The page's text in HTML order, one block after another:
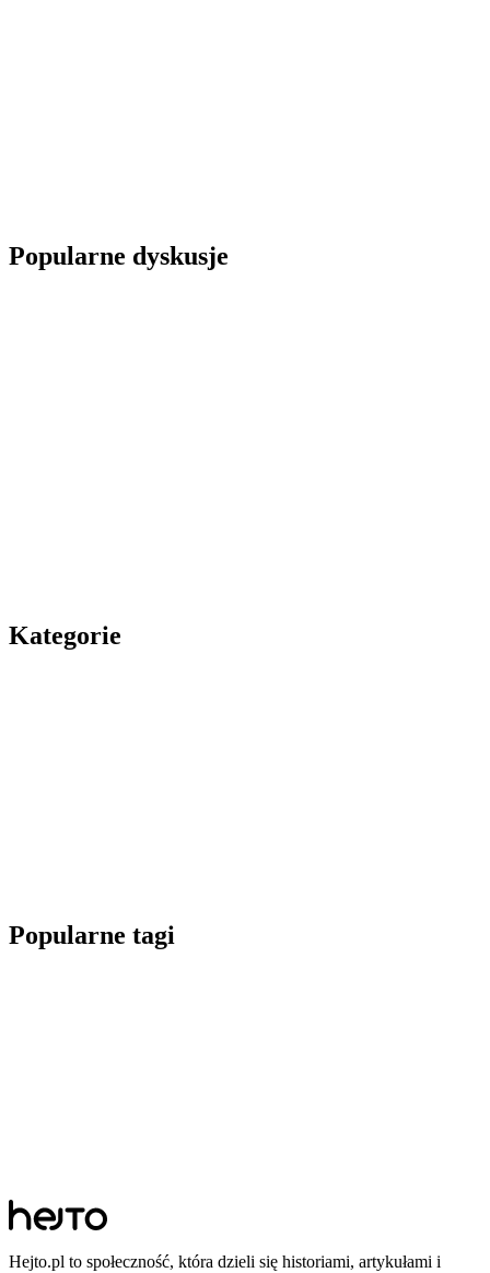
Popularne dyskusje
Kategorie
Popularne tagi
Hejto.pl to społeczność, która dzieli się historiami, artykułami i